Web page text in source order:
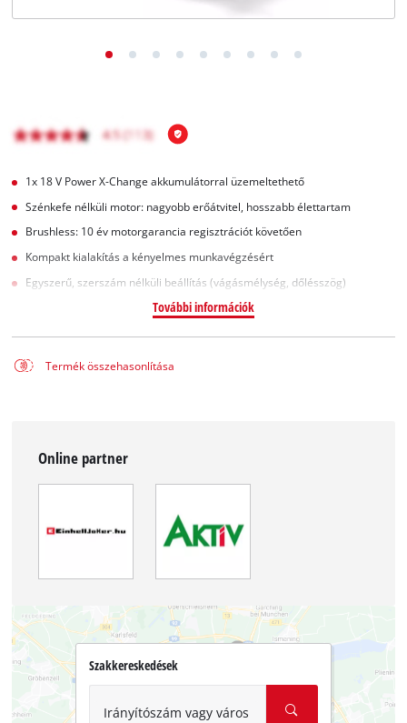
1x 18 V Power X-Change akkumulátorral üzemeltethető
Szénkefe nélküli motor: nagyobb erőátvitel, hosszabb élettartam
Brushless: 10 év motorgarancia regisztrációt követően
Kompakt kialakítás a kényelmes munkavégzésért
Egyszerű, szerszám nélküli beállítás (vágásmélység, dőlésszög)
További információk
Termék összehasonlítása
Online partner
Szakkereskedések
Irányítószám vagy város